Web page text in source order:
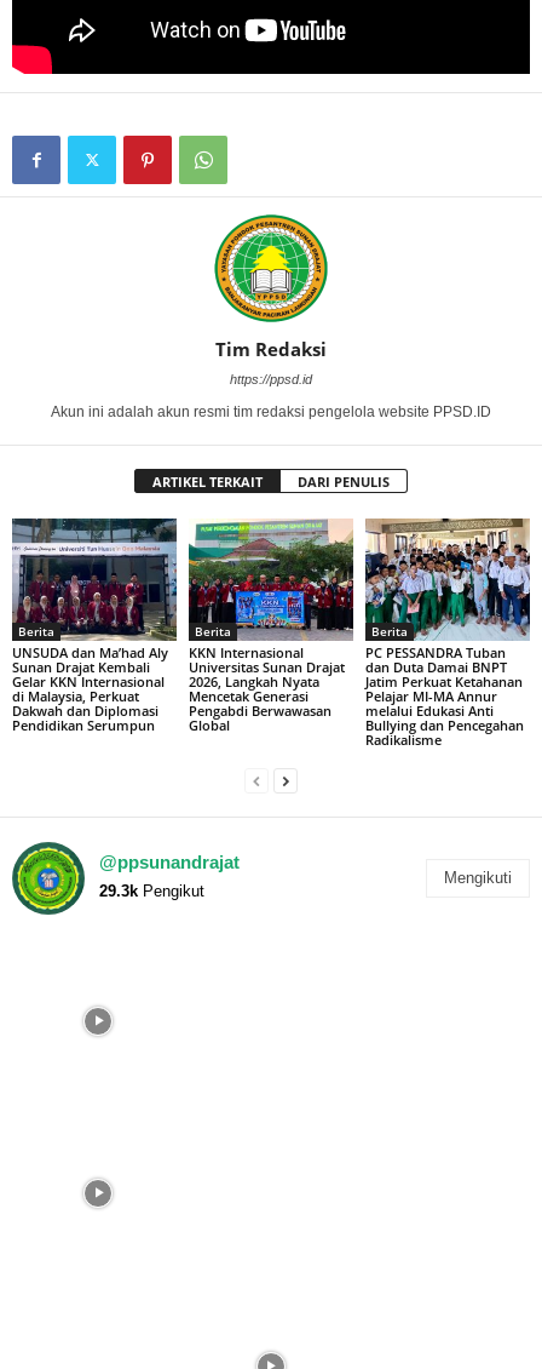
Tim Redaksi
https://ppsd.id
Akun ini adalah akun resmi tim redaksi pengelola website PPSD.ID
ARTIKEL TERKAIT DARI PENULIS
Berita
UNSUDA dan Ma’had Aly
Sunan Drajat Kembali
Gelar KKN Internasional
di Malaysia, Perkuat
Dakwah dan Diplomasi
Pendidikan Serumpun
Berita
KKN Internasional
Universitas Sunan Drajat
2026, Langkah Nyata
Mencetak Generasi
Pengabdi Berwawasan
Global
Berita
PC PESSANDRA Tuban
dan Duta Damai BNPT
Jatim Perkuat Ketahanan
Pelajar MI-MA Annur
melalui Edukasi Anti
Bullying dan Pencegahan
Radikalisme
@ppsunandrajat
29.3k Pengikut
Mengikuti